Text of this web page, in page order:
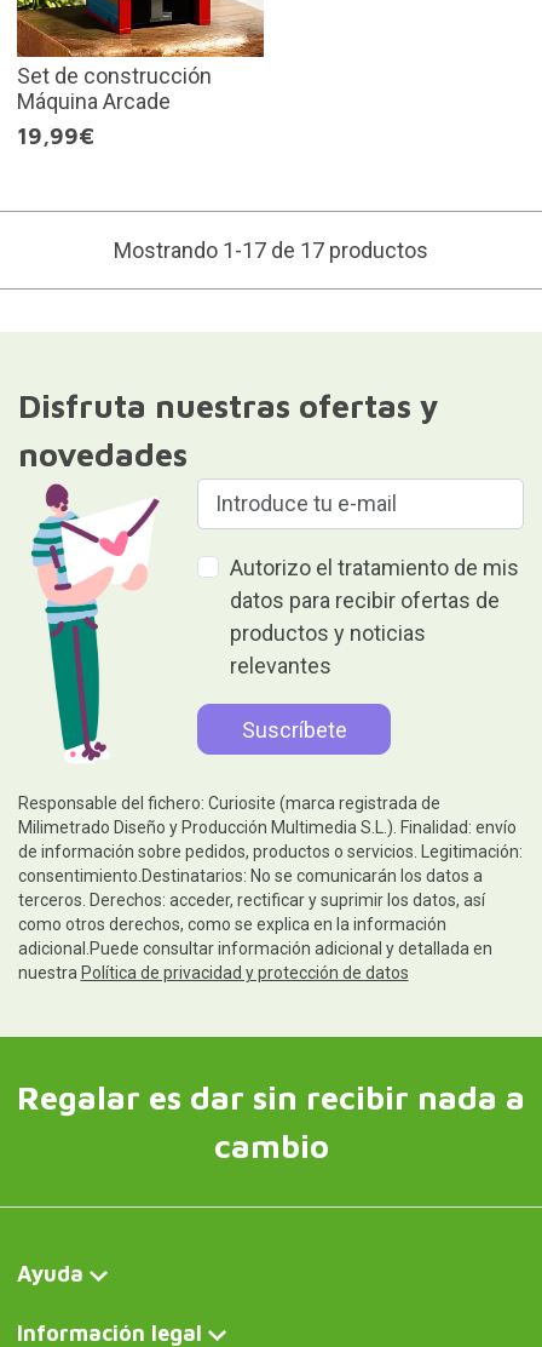
Set de construcción
Máquina Arcade
19,99€
Mostrando 1-17 de 17 productos
Disfruta nuestras ofertas y
novedades
Autorizo el tratamiento de mis
datos para recibir ofertas de
productos y noticias
relevantes
Responsable del fichero: Curiosite (marca registrada de
Milimetrado Diseño y Producción Multimedia S.L.). Finalidad: envío
de información sobre pedidos, productos o servicios. Legitimación:
consentimiento.Destinatarios: No se comunicarán los datos a
terceros. Derechos: acceder, rectificar y suprimir los datos, así
como otros derechos, como se explica en la información
adicional.Puede consultar información adicional y detallada en
nuestra Política de privacidad y protección de datos
Regalar es dar sin recibir nada a
cambio
Ayuda
Información legal